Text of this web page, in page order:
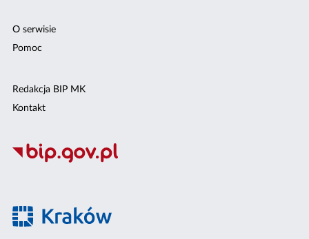
O serwisie
Pomoc
Redakcja BIP MK
Kontakt